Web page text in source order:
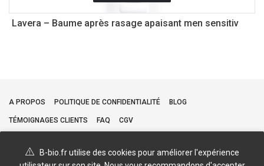
Lavera – Baume après rasage apaisant men sensitiv
A PROPOS POLITIQUE DE CONFIDENTIALITÉ BLOG
TÉMOIGNAGES CLIENTS FAQ CGV
B-bio.fr utilise des cookies pour améliorer l'expérience